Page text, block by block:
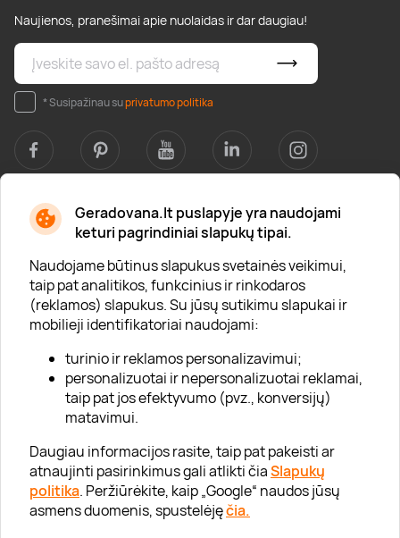
Geradovana.lt puslapyje yra naudojami
keturi pagrindiniai slapukų tipai.
Naudojame būtinus slapukus svetainės veikimui,
taip pat analitikos, funkcinius ir rinkodaros
(reklamos) slapukus. Su jūsų sutikimu slapukai ir
mobilieji identifikatoriai naudojami:
turinio ir reklamos personalizavimui;
personalizuotai ir nepersonalizuotai reklamai,
taip pat jos efektyvumo (pvz., konversijų)
matavimui.
Daugiau informacijos rasite, taip pat pakeisti ar
atnaujinti pasirinkimus gali atlikti čiaSlapukų
politika. Peržiūrėkite, kaip „Google“ naudos jūsų
asmens duomenis, spustelėjęčia.
Naujienos, pranešimai apie nuolaidas ir dar daugiau!
* Susipažinau suprivatumo politika
Apie mus
Apie „Gera Dovana“
Lojalumo klubas
Karjera
Visi partneriai
Kontaktai
Tinklaraštis
Informacija